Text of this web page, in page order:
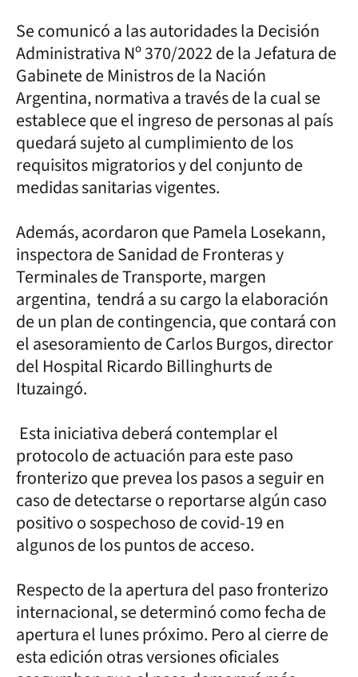
Se comunicó a las autoridades la Decisión
Administrativa Nº 370/2022 de la Jefatura de
Gabinete de Ministros de la Nación
Argentina, normativa a través de la cual se
establece que el ingreso de personas al país
quedará sujeto al cumplimiento de los
requisitos migratorios y del conjunto de
medidas sanitarias vigentes.
Además, acordaron que Pamela Losekann,
inspectora de Sanidad de Fronteras y
Terminales de Transporte, margen
argentina, tendrá a su cargo la elaboración
de un plan de contingencia, que contará con
el asesoramiento de Carlos Burgos, director
del Hospital Ricardo Billinghurts de
Ituzaingó.
Esta iniciativa deberá contemplar el
protocolo de actuación para este paso
fronterizo que prevea los pasos a seguir en
caso de detectarse o reportarse algún caso
positivo o sospechoso de covid-19 en
algunos de los puntos de acceso.
Respecto de la apertura del paso fronterizo
internacional, se determinó como fecha de
apertura el lunes próximo. Pero al cierre de
esta edición otras versiones oficiales